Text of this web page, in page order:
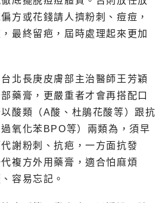
方或花錢請人擠粉刺、痘痘，
最終留疤，屆時處理起來更加
北長庚皮膚部主治醫師王芳穎
藥膏，更嚴重者才會再搭配口
酸類（A酸、杜鵑花酸等）跟抗
氧化苯BPO等）兩類為，須早
謝粉刺、抗疤，一方面抗發
複方外用藥膏，適合怕麻煩
容易忘記。